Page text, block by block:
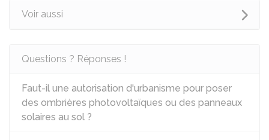
Voir aussi
Questions ? Réponses !
Faut-il une autorisation d'urbanisme pour poser
des ombrières photovoltaïques ou des panneaux
solaires au sol ?